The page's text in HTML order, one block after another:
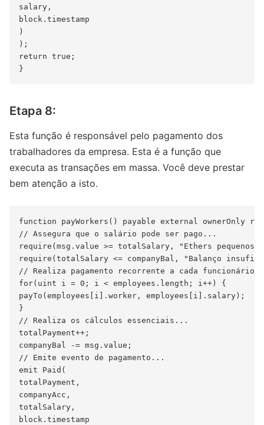
salary,
block.timestamp
)
);
return true;
Etapa 8:
Esta função é responsável pelo pagamento dos
trabalhadores da empresa. Esta é a função que
executa as transações em massa. Você deve prestar
bem atenção a isto.
function payWorkers() payable external ownerOnly
// Assegura que o salário pode ser pago...
require(msg.value >= totalSalary, "Ethers pequenos
require(totalSalary <= companyBal, "Balanço
// Realiza pagamento recorrente a cada
for(uint i = 0; i < employees.length; i++) {
payTo(employees[i].worker, employees[i].salary);
}
// Realiza os cálculos essenciais...
totalPayment++;
companyBal -= msg.value;
// Emite evento de pagamento...
emit Paid(
totalPayment,
companyAcc,
totalSalary,
block.timestamp